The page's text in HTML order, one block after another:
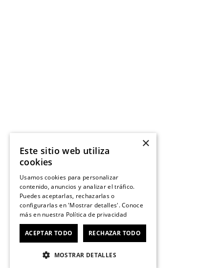
×
Este sitio web utiliza
cookies
Usamos cookies para personalizar
contenido, anuncios y analizar el tráfico.
Puedes aceptarlas, rechazarlas o
configurarlas en 'Mostrar detalles'. Conoce
más en nuestra Política de privacidad
ACEPTAR TODO RECHAZAR TODO
MOSTRAR DETALLES